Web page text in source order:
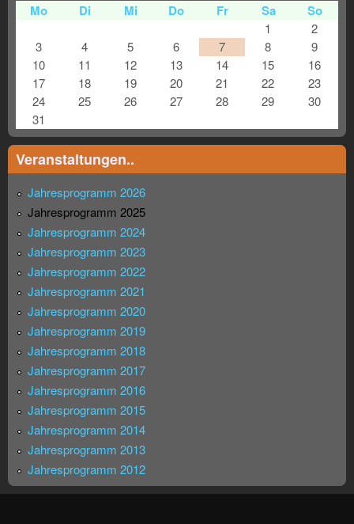
Mo Di Mi Do Fr Sa So
1
2
3
4 5 6 7 8
9
10
11 12 13 14 15
16
17
18 19 20 21 22
23
24
25 26 27 28 29
30
31
Veranstaltungen..
Jahresprogramm 2026
Jahresprogramm 2025
Jahresprogramm 2024
Jahresprogramm 2023
Jahresprogramm 2022
Jahresprogramm 2021
Jahresprogramm 2020
Jahresprogramm 2019
Jahresprogramm 2018
Jahresprogramm 2017
Jahresprogramm 2016
Jahresprogramm 2015
Jahresprogramm 2014
Jahresprogramm 2013
Jahresprogramm 2012